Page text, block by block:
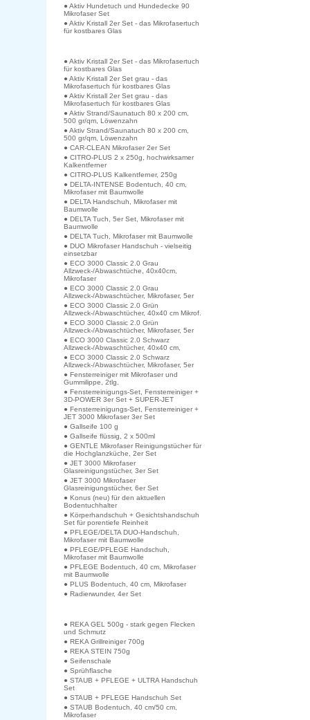
● Aktiv Hundetuch und Hundedecke 90
Mikrofaser Set
● Aktiv Kristall 2er Set - das Mikrofasertuch
für kostbares Glas
● Aktiv Kristall 2er Set - das Mikrofasertuch
für kostbares Glas
● Aktiv Kristall 2er Set grau - das
Mikrofasertuch für kostbares Glas
● Aktiv Kristall 2er Set grau - das
Mikrofasertuch für kostbares Glas
● Aktiv Strand/Saunatuch 80 x 200 cm,
500 gr/qm, Löwenzahn
● Aktiv Strand/Saunatuch 80 x 200 cm,
500 gr/qm, Löwenzahn
● CAR-CLEAN Mikrofaser 2er Set
● CITRO-PLUS 2 x 250g, hochwirksamer
Kalkentferner
● CITRO-PLUS Kalkentferner, 250g
● DELTA-INTENSE Bodentuch, 40 cm,
Mikrofaser mit Baumwolle
● DELTA Handschuh, Mikrofaser mit
Baumwolle
● DELTA Tuch, 5er Set, Mikrofaser mit
Baumwolle
● DELTA Tuch, Mikrofaser mit Baumwolle
● DUO Mikrofaser Handschuh - vielseitig
einsetzbar
● ECO 3000 Classic 2.0 Grau
Allzweck-/Abwaschtüche, 40x40cm,
Mikrofaser
● ECO 3000 Classic 2.0 Grau
Allzweck-/Abwaschtücher, Mikrofaser, 5er
● ECO 3000 Classic 2.0 Grün
Allzweck-/Abwaschtücher, 40x40 cm Mikrof.
● ECO 3000 Classic 2.0 Grün
Allzweck-/Abwaschtücher, Mikrofaser, 5er
● ECO 3000 Classic 2.0 Schwarz
Allzweck-/Abwaschtücher, 40x40 cm,
● ECO 3000 Classic 2.0 Schwarz
Allzweck-/Abwaschtücher, Mikrofaser, 5er
● Fensterreiniger mit Mikrofaser und
Gummilippe, 2tlg.
● Fensterreinigungs-Set, Fensterreiniger +
3D-POWER 3er Set + SUPER-JET
● Fensterreinigungs-Set, Fensterreiniger +
JET 3000 Mikrofaser 3er Set
● Gallseife 100 g
● Gallseife flüssig, 2 x 500ml
● GENTLE Mikrofaser Reinigungstücher für
die Hochglanzküche, 2er Set
● JET 3000 Mikrofaser
Glasreinigungstücher, 3er Set
● JET 3000 Mikrofaser
Glasreinigungstücher, 6er Set
● Konus (neu) für den aktuellen
Bodentuchhalter
● Körperhandschuh + Gesichtshandschuh
Set für porentiefe Reinheit
● PFLEGE/DELTA DUO-Handschuh,
Mikrofaser mit Baumwolle
● PFLEGE/PFLEGE Handschuh,
Mikrofaser mit Baumwolle
● PFLEGE Bodentuch, 40 cm, Mikrofaser
mit Baumwolle
● PLUS Bodentuch, 40 cm, Mikrofaser
● Radierwunder, 4er Set
● REKA GEL 500g - stark gegen Flecken
und Schmutz
● REKA Grillreiniger 700g
● REKA STEIN 750g
● Seifenschale
● Sprühflasche
● STAUB + PFLEGE + ULTRA Handschuh
Set
● STAUB + PFLEGE Handschuh Set
● STAUB Bodentuch, 40 cm/50 cm,
Mikrofaser